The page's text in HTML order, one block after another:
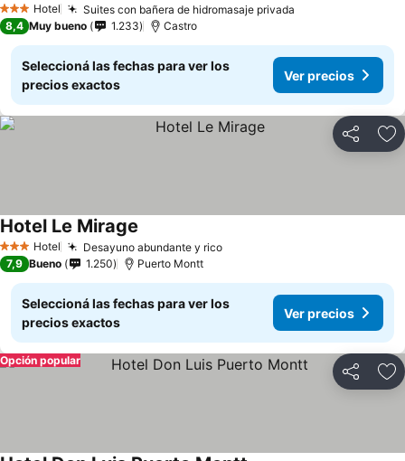
3 Estrellas
Hotel Suites con bañera de hidromasaje privada
8,4 Muy bueno 1.233 Castro
Seleccioná las fechas para ver los
precios exactos
Ver precios
Compartir
3 Estrellas
Hotel Desayuno abundante y rico
Hotel Le Mirage
7,9 Bueno 1.250 Puerto Montt
Seleccioná las fechas para ver los
precios exactos
Ver precios
Compartir
Opción popular